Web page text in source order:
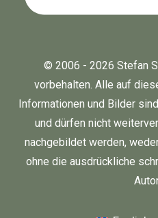
© 2006 - 2026 Stefan
vorbehalten. Alle auf
Informationen und Bilder
und dürfen nicht
nachgebildet werden,
ohne die ausdrückliche